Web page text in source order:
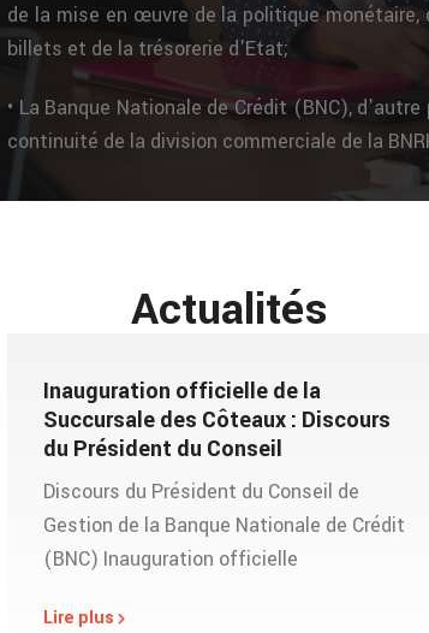
de la mise en œuvre de la politique monétaire,
billets et de la trésorerie d'Etat;
• La Banque Nationale de Crédit (BNC),
continuité de la division commerciale de la
Actualités
Inauguration officielle de la
Succursale des Côteaux : Discours
du Président du Conseil
Discours du Président du Conseil de
Gestion de la Banque Nationale de Crédit
(BNC) Inauguration officielle
Lire plus